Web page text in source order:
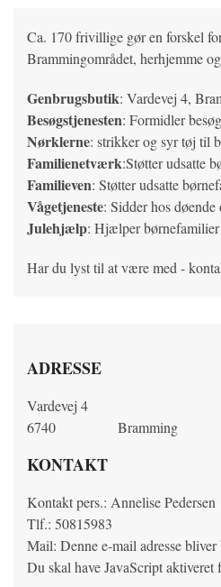
Ca. 170 frivillige gør en forskel
Brammingområdet, herhjemme
Genbrugsbutik: Vardevej 4,
Besøgstjenesten: Formidler
Nørklerne: strikker og syr tøj til
Familienetværk:Støtter udsatte
Familieven: Støtter udsatte
Vågetjeneste: Sidder hos døende
Julehjælp: Hjælper
Har du lyst til at være med -
ADRESSE
Vardevej 4
6740
Bramming
KONTAKT
Kontakt pers.: Annelise Pedersen
Tlf.: 50815983
Mail: Denne e-mail adresse
Du skal have JavaScript aktiveret